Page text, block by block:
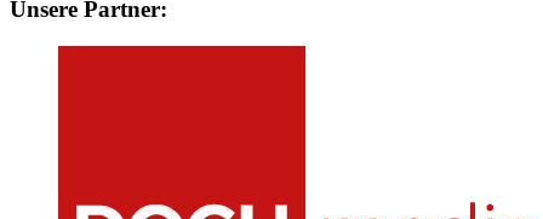
Unsere Partner: